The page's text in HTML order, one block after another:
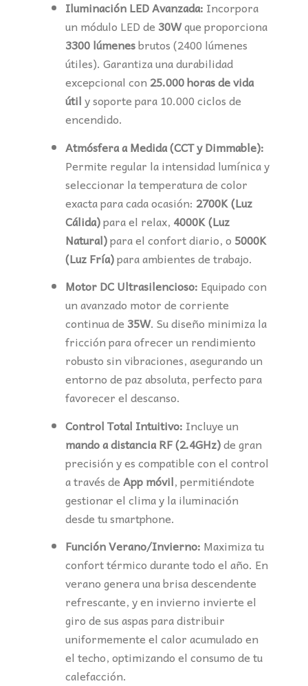
Iluminación LED Avanzada: Incorpora
un módulo LED de 30Wque proporciona
3300 lúmenesbrutos (2400 lúmenes
útiles). Garantiza una durabilidad
excepcional con 25.000 horas de vida
útily soporte para 10.000 ciclos de
encendido.
Atmósfera a Medida (CCT y Dimmable):
Permite regular la intensidad lumínica y
seleccionar la temperatura de color
exacta para cada ocasión: 2700K (Luz
Cálida)para el relax, 4000K (Luz
Natural)para el confort diario, o 5000K
(Luz Fría)para ambientes de trabajo.
Motor DC Ultrasilencioso: Equipado con
un avanzado motor de corriente
continua de 35W. Su diseño minimiza la
fricción para ofrecer un rendimiento
robusto sin vibraciones, asegurando un
entorno de paz absoluta, perfecto para
favorecer el descanso.
Control Total Intuitivo: Incluye un
mando a distancia RF (2.4GHz)de gran
precisión y es compatible con el control
a través deApp móvil, permitiéndote
gestionar el clima y la iluminación
desde tu smartphone.
Función Verano/Invierno: Maximiza tu
confort térmico durante todo el año. En
verano genera una brisa descendente
refrescante, y en invierno invierte el
giro de sus aspas para distribuir
uniformemente el calor acumulado en
el techo, optimizando el consumo de tu
calefacción.